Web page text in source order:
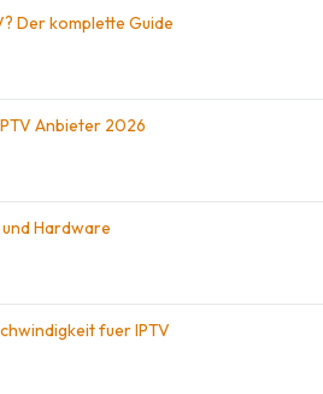
Der komplette Guide
Anbieter 2026
Hardware
fuer IPTV